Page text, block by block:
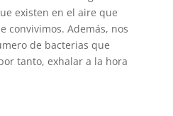
existen en el aire que
convivimos. Además, nos
de bacterias que
tanto, exhalar a la hora